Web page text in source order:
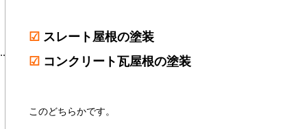
☑ スレート屋根の塗装
☑ コンクリート瓦屋根の塗装
このどちらかです。